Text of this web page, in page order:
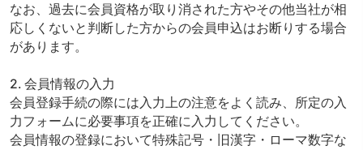
なお、過去に会員資格が取り消された方やその他当社が相
応しくないと判断した方からの会員申込はお断りする場合
があります。
2. 会員情報の入力
会員登録手続の際には入力上の注意をよく読み、所定の入
力フォームに必要事項を正確に入力してください。
会員情報の登録において特殊記号・旧漢字・ローマ数字な